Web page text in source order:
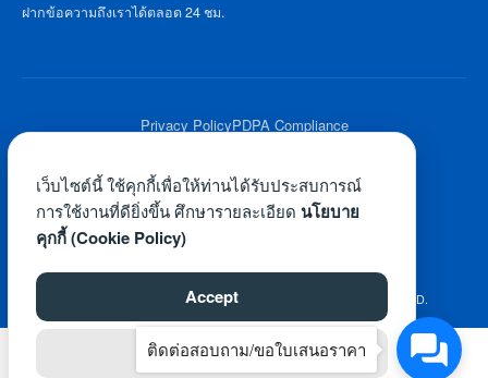
ฝากข้อความถึงเราได้ตลอด 24 ชม.
Privacy PolicyPDPA Compliance
©2026 WWW.PROFESSIONAL-ONE.COM. ALL RIGHTS RESERVED.
ติดต่อสอบถาม/ขอใบเสนอราคา
ไทย English
เว็บไซต์นี้ ใช้คุกกี้เพื่อให้ท่านได้รับประสบการณ์
การใช้งานที่ดียิ่งขึ้น ศึกษารายละเอียด นโยบาย
คุกกี้ (Cookie Policy)
Accept
Reject